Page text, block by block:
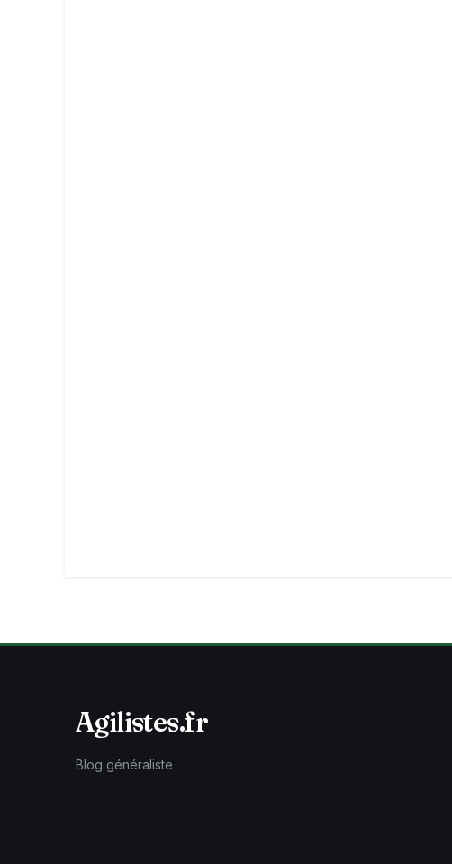
Agilistes.fr
Blog généraliste